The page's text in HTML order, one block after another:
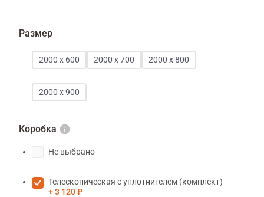
Размер
2000 х 600 2000 х 700 2000 х 800
2000 х 900
Коробка
Не выбрано
Телескопическая с уплотнителем (комплект)
3 120 ₽